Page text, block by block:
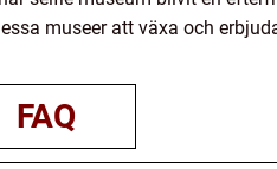
museer att växa och
FAQ